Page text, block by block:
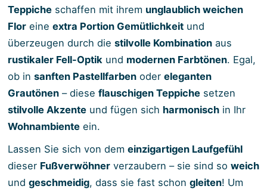
Teppicheschaffen mit ihrem unglaublich weichen
Floreine extra Portion Gemütlichkeitund
überzeugen durch die stilvolle Kombinationaus
rustikaler Fell-Optikund modernen Farbtönen. Egal,
ob in sanften Pastellfarbenoder eleganten
Grautönen– diese flauschigen Teppichesetzen
stilvolle Akzenteund fügen sich harmonischin Ihr
Wohnambienteein.
Lassen Sie sich von dem einzigartigen Laufgefühl
dieser Fußverwöhnerverzaubern – sie sind so weich
und geschmeidig, dass sie fast schon gleiten! Um